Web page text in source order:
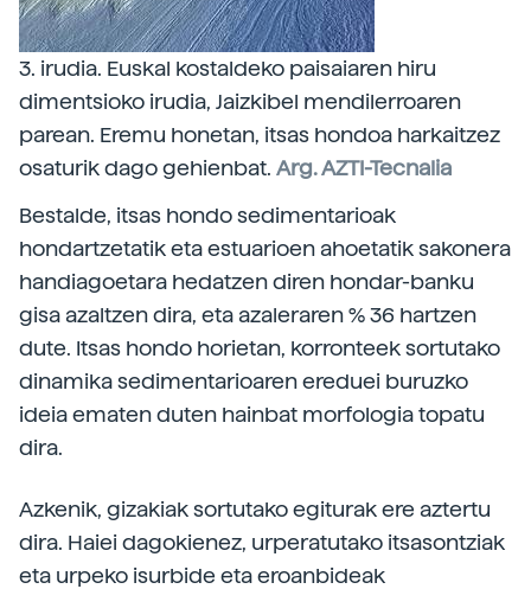
3. irudia. Euskal kostaldeko paisaiaren hiru
dimentsioko irudia, Jaizkibel mendilerroaren
parean. Eremu honetan, itsas hondoa harkaitzez
osaturik dago gehienbat. Arg. AZTI-Tecnalia
Bestalde, itsas hondo sedimentarioak
hondartzetatik eta estuarioen ahoetatik sakonera
handiagoetara hedatzen diren hondar-banku
gisa azaltzen dira, eta azaleraren % 36 hartzen
dute. Itsas hondo horietan, korronteek sortutako
dinamika sedimentarioaren ereduei buruzko
ideia ematen duten hainbat morfologia topatu
dira.
Azkenik, gizakiak sortutako egiturak ere aztertu
dira. Haiei dagokienez, urperatutako itsasontziak
eta urpeko isurbide eta eroanbideak